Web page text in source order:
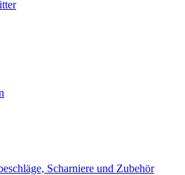
Scharniere und Zubehör